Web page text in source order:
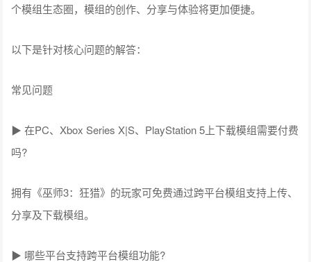
个模组生态圈，模组的创作、分享与体验将更加便捷。
以下是针对核心问题的解答：
常见问题
▶ 在PC、Xbox Series X|S、PlayStation 5上下载模组需要付费
吗?
拥有《巫师3：狂猎》的玩家可免费通过跨平台模组支持上传、
分享及下载模组。
▶ 哪些平台支持跨平台模组功能?